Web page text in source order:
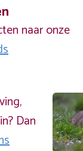
naar onze
Dan